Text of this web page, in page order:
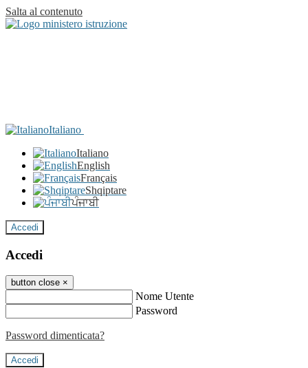
Salta al contenuto
Italiano
Italiano
English
Français
Shqiptare
ਪੰਜਾਬੀ
Accedi
Accedi
button close ×
Nome Utente
Password
Password dimenticata?